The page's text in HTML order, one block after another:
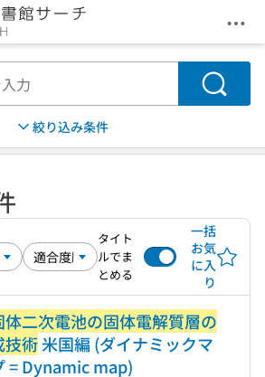
メ
検索
絞り込み条件
タイト
ルでま
とめる
一括
お気
に入
り
体二次電池の固体電解質層の
技術米国編 (ダイナミックマ
= Dynamic map)